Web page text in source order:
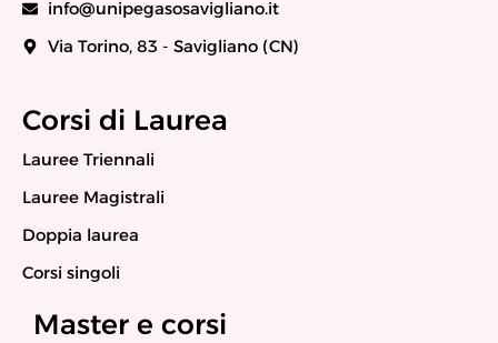
info@unipegasosavigliano.it
Via Torino, 83 - Savigliano (CN)
Corsi di Laurea
Lauree Triennali
Lauree Magistrali
Doppia laurea
Corsi singoli
Master e corsi